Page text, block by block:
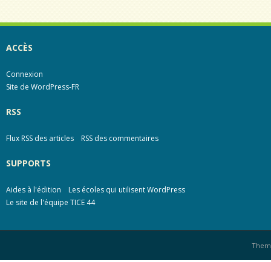
ACCÈS
Connexion
Site de WordPress-FR
RSS
Flux RSS des articles RSS des commentaires
SUPPORTS
Aides à l'édition
Les écoles qui utilisent WordPress
Le site de l'équipe TICE 44